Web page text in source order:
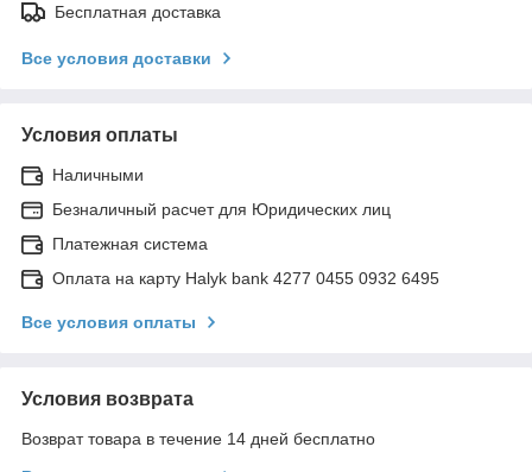
Бесплатная доставка
Все условия доставки
Условия оплаты
Наличными
Безналичный расчет для Юридических лиц
Платежная система
Оплата на карту Halyk bank 4277 0455 0932 6495
Все условия оплаты
Условия возврата
Возврат товара в течение 14 дней бесплатно